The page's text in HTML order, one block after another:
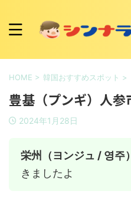
HOME > 韓国おすすめスポット >
豊基（プンギ）人参
2024年1月28日
栄州（ヨンジュ / 영주
きましたよ